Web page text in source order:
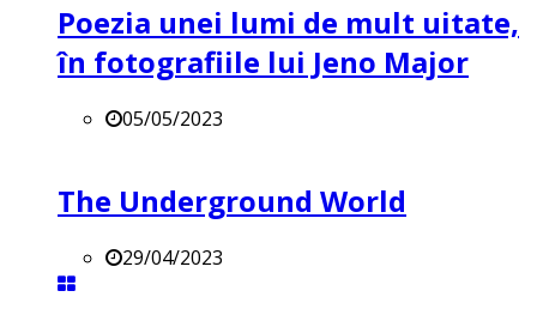
Poezia unei lumi de mult uitate,
în fotografiile lui Jeno Major
05/05/2023
The Underground World
29/04/2023